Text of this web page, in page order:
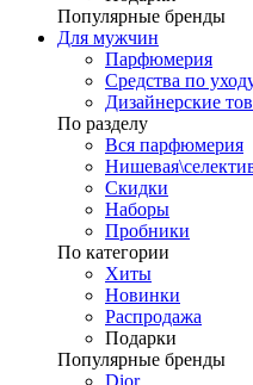
Популярные бренды
Для мужчин
Парфюмерия
Средства по
Дизайнерские
По разделу
Вся парфюмерия
Скидки
Наборы
Пробники
По категории
Хиты
Новинки
Распродажа
Подарки
Популярные бренды
Dior